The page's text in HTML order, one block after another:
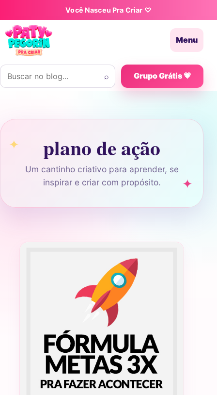
Pular para o conteúdoVocê Nasceu Pra Criar ♡
Menu
Buscar por:
⌕ Grupo Grátis 💗
plano de ação
Um cantinho criativo para aprender, se
inspirar e criar com propósito.